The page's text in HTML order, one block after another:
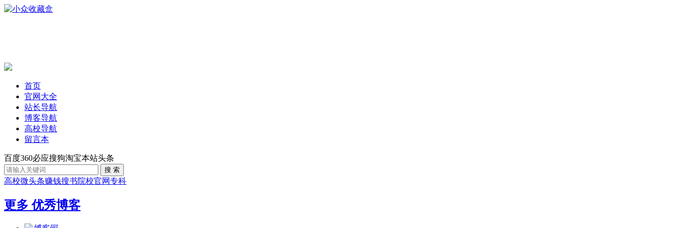
首页
官网大全
站长导航
博客导航
高校导航
留言本
百度360必应搜狗淘宝本站头条
高校微头条赚钱搜书院校官网专科
更多优秀博客